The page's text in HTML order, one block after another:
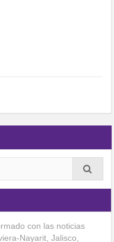
con las noticias
Nayarit, Jalisco,